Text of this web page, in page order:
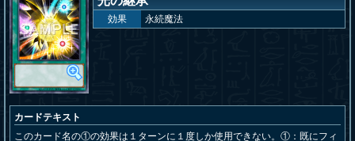
効果 永続魔法
カードテキスト
このカード名の①の効果は１ターンに１度しか使用できない。①：既にフィ